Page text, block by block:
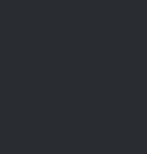
Youth League e LaLiga,
importante di fiducia da parte dello
gol e un assist complessivi, ma è
pulizia nell’impostazione e capacità di
Valverde per mentalità e Rüdiger per
E
a un canale privilegiato: Valdepeñas è
, altro nome seguito dai rossoneri per la